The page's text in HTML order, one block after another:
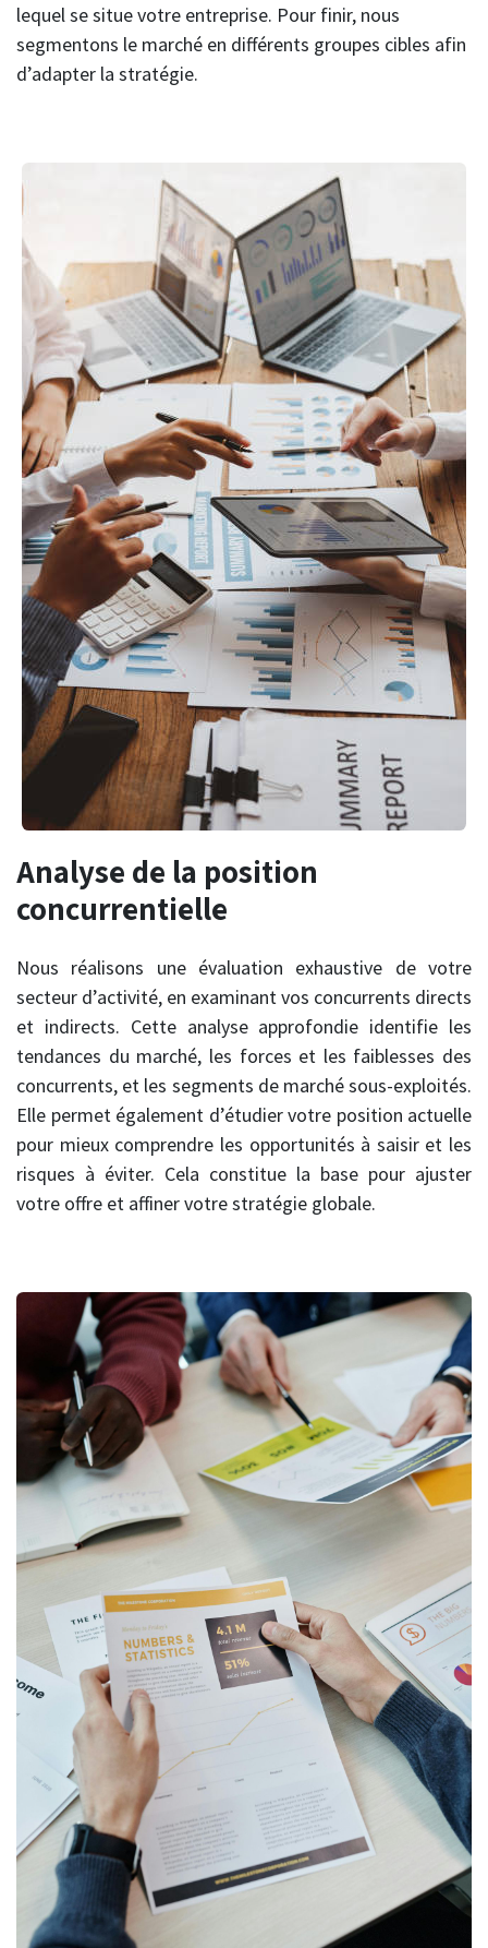
lequel se situe votre entreprise. Pour finir, nous
segmentons le marché en différents groupes cibles afin
d’adapter la stratégie.
Analyse de la position
concurrentielle
Nous réalisons une évaluation exhaustive de votre
secteur d’activité, en examinant vos concurrents directs
et indirects. Cette analyse approfondie identifie les
tendances du marché, les forces et les faiblesses des
concurrents, et les segments de marché sous-exploités.
Elle permet également d’étudier votre position actuelle
pour mieux comprendre les opportunités à saisir et les
risques à éviter. Cela constitue la base pour ajuster
votre offre et affiner votre stratégie globale.